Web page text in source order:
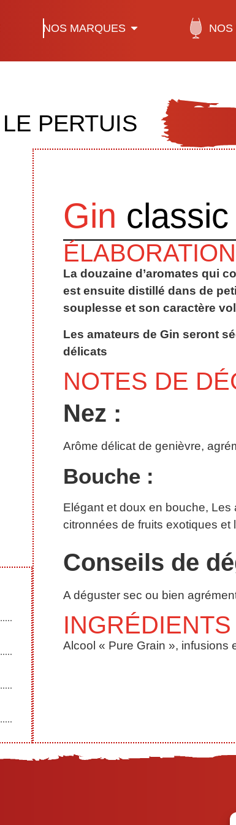
NOS MARQUES NOS
LE PERTUIS
Gin classic
La douzaine d’aromates qui
est ensuite distillé dans de
souplesse et son caractère
Les amateurs de Gin seront
délicats
NOTES DE
Nez :
Arôme délicat de genièvre,
Bouche :
Elégant et doux en bouche,
citronnées de fruits exotiques et
Conseils de
A déguster sec ou bien
INGRÉDIENTS
Alcool « Pure Grain », infusions